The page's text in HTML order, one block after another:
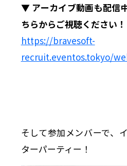
▼ アーカイブ動画も配信
ちらからご視聴ください！
https://bravesoft-
recruit.eventos.tokyo/
そして参加メンバーで、
ターパーティー！